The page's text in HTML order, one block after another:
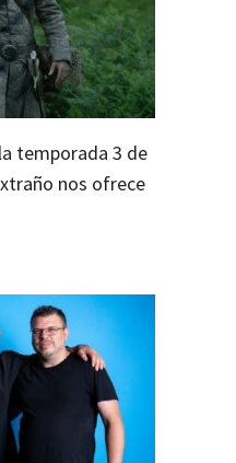
temporada 3 de
nos ofrece